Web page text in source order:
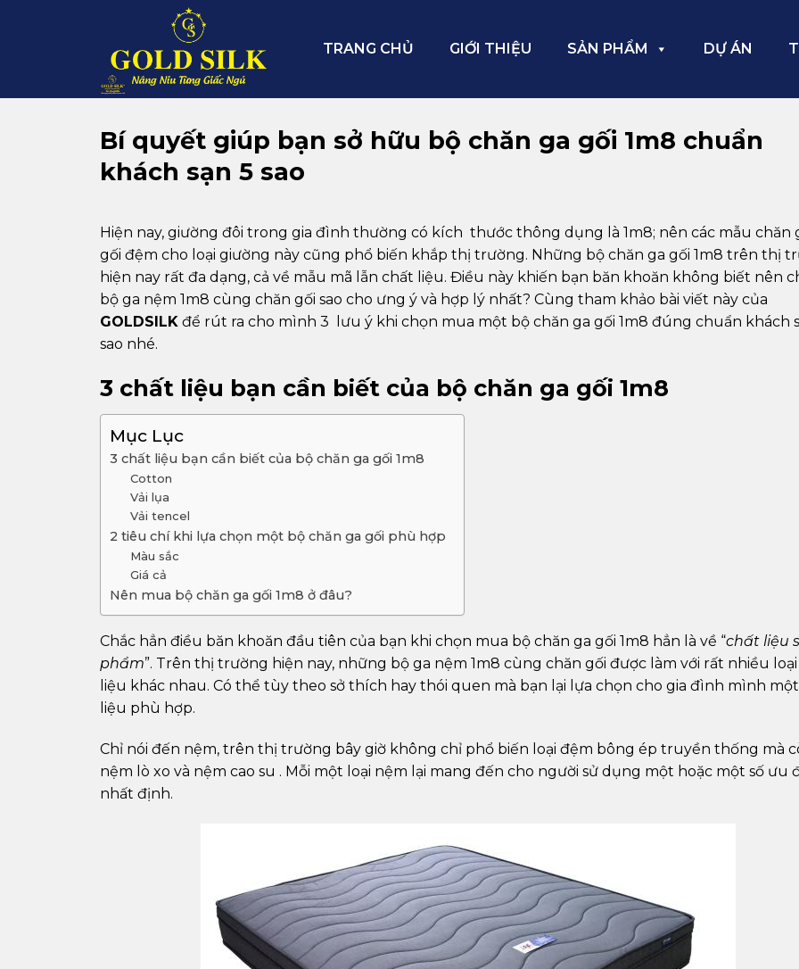
TRANG CHỦ GIỚI THIỆU SẢN PHẨM DỰ ÁN
Bí quyết giúp bạn sở hữu bộ chăn ga gối 1m8 chuẩn
khách sạn 5 sao
Hiện nay, giường đôi trong gia đình thường có kích thước thông dụng là 1m8; nên các mẫu chăn
gối đệm cho loại giường này cũng phổ biến khắp thị trường. Những bộ chăn ga gối 1m8 trên thị
hiện nay rất đa dạng, cả về mẫu mã lẫn chất liệu. Điều này khiến bạn băn khoăn không biết nên
bộ ga nệm 1m8 cùng chăn gối sao cho ưng ý và hợp lý nhất? Cùng tham khảo bài viết này của
GOLDSILK để rút ra cho mình 3 lưu ý khi chọn mua một bộ chăn ga gối 1m8 đúng chuẩn khách
sao nhé.
3 chất liệu bạn cần biết của bộ chăn ga gối 1m8
Mục Lục
3 chất liệu bạn cần biết của bộ chăn ga gối 1m8
Cotton
Vải lụa
Vải tencel
2 tiêu chí khi lựa chọn một bộ chăn ga gối phù hợp
Màu sắc
Giá cả
Nên mua bộ chăn ga gối 1m8 ở đâu?
Chắc hẳn điều băn khoăn đầu tiên của bạn khi chọn mua bộ chăn ga gối 1m8 hẳn là về “chất liệu
phẩm”. Trên thị trường hiện nay, những bộ ga nệm 1m8 cùng chăn gối được làm với rất nhiều
liệu khác nhau. Có thể tùy theo sở thích hay thói quen mà bạn lại lựa chọn cho gia đình mình
liệu phù hợp.
Chỉ nói đến nệm, trên thị trường bây giờ không chỉ phổ biến loại đệm bông ép truyền thống mà
nệm lò xo và nệm cao su . Mỗi một loại nệm lại mang đến cho người sử dụng một hoặc một số ưu
nhất định.